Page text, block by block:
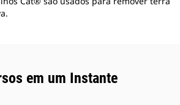
em um Instante